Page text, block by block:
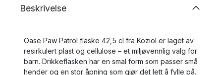
Beskrivelse
Oase Paw Patrol flaske 42,5 cl fra Koziol er laget av
resirkulert plast og cellulose – et miljøvennlig valg for
barn. Drikkeflasken har en smal form som passer små
hender og en stor åpning som gjør det lett å fylle på.